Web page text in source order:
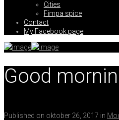
Cities
Fimpa spice
Contact
My Facebook page
Good
Published on oktober 26, 2017 in